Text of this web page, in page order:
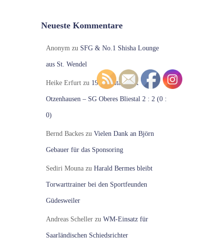
Neueste Kommentare
Anonymzu SFG & No.1 Shisha Lounge
aus St. Wendel
Heike Erfurtzu 19. Spieltag VfR
Otzenhausen – SG Oberes Bliestal 2 : 2 (0 :
0)
Bernd Backeszu Vielen Dank an Björn
Gebauer für das Sponsoring
Sediri Mounazu Harald Bermes bleibt
Torwarttrainer bei den Sportfeunden
Güdesweiler
Andreas Schellerzu WM-Einsatz für
Saarländischen Schiedsrichter